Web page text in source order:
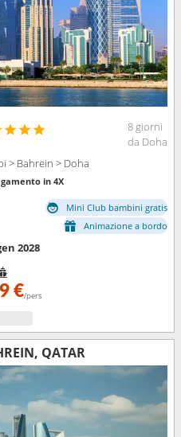
8 giorni
da Doha
> Bahrein > Doha
in 4X
Mini Club bambini gratis
Animazione a bordo
2028
€/pers
QATAR